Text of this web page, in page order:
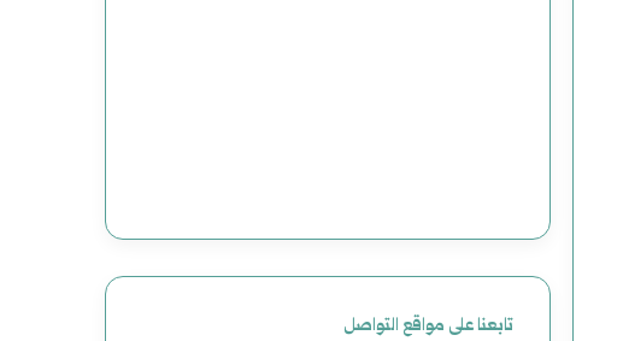
تابعنا على مواقع التواصل